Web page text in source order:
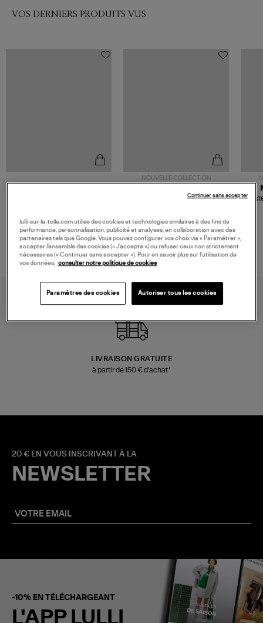
VOS DERNIERS PRODUITS VUS
NOUVELLE COLLECTION
Mocassins Killian Sport
LIVRAISON GRATUITE
à partir de 150 € d'achat*
20 € EN VOUS INSCRIVANT À LA
NEWSLETTER
-10% EN TÉLÉCHARGEANT
L'APP LULLI
lulli-sur-la-toile.com utilise des cookies et technologies similaires à des fins de
performance, personnalisation, publicité et analyses, en collaboration avec des
partenaires tels que Google. Vous pouvez configurer vos choix via « Paramétrer »,
accepter l’ensemble des cookies (« J’accepte ») ou refuser ceux non strictement
nécessaires (« Continuer sans accepter »). Pour en savoir plus sur l’utilisation de
vos données,
consulter notre politique de cookies
Paramètres des cookies Autoriser tous les cookies
Continuer sans accepter